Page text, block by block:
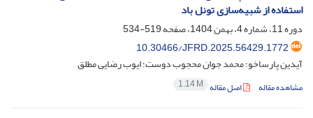
استفاده از شبیه‌سازی تونل باد
دوره 11، شماره 4، بهمن 1404، صفحه
519-534
10.30466/JFRD.2025.56429.1772
آیدین پارساخو؛ محمد جوان محجوب دوست؛ ایوب رضایی مطلق
مشاهده مقاله اصل مقاله 1.14 M